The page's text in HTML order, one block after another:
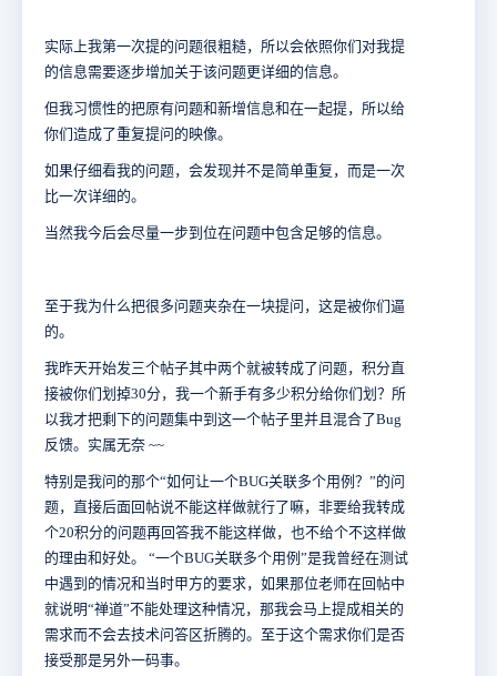
实际上我第一次提的问题很粗糙，所以会依照你们对我提
的信息需要逐步增加关于该问题更详细的信息。
但我习惯性的把原有问题和新增信息和在一起提，所以给
你们造成了重复提问的映像。
如果仔细看我的问题，会发现并不是简单重复，而是一次
比一次详细的。
当然我今后会尽量一步到位在问题中包含足够的信息。
至于我为什么把很多问题夹杂在一块提问，这是被你们逼
的。
我昨天开始发三个帖子其中两个就被转成了问题，积分直
接被你们划掉30分，我一个新手有多少积分给你们划？所
以我才把剩下的问题集中到这一个帖子里并且混合了Bug
反馈。实属无奈 ~~
特别是我问的那个“如何让一个BUG关联多个用例？”的问
题，直接后面回帖说不能这样做就行了嘛，非要给我转成
个20积分的问题再回答我不能这样做，也不给个不这样做
的理由和好处。 “一个BUG关联多个用例”是我曾经在测试
中遇到的情况和当时甲方的要求，如果那位老师在回帖中
就说明“禅道”不能处理这种情况，那我会马上提成相关的
需求而不会去技术问答区折腾的。至于这个需求你们是否
接受那是另外一码事。